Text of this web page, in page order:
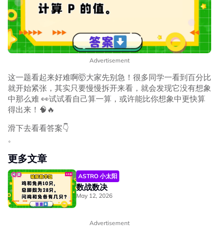
Advertisement
这一题看起来好难啊🤯大家先别急！很多同学一看到百分比
就开始紧张，其实只要慢慢拆开来看，就会发现它没有想象
中那么难 👀试试看自己算一算，或许能比你想象中更快算
得出来！🧠🔥
滑下去看看答案👇
。
更多文章
ASTRO 小太阳
数战数决
May 12, 2026
Advertisement